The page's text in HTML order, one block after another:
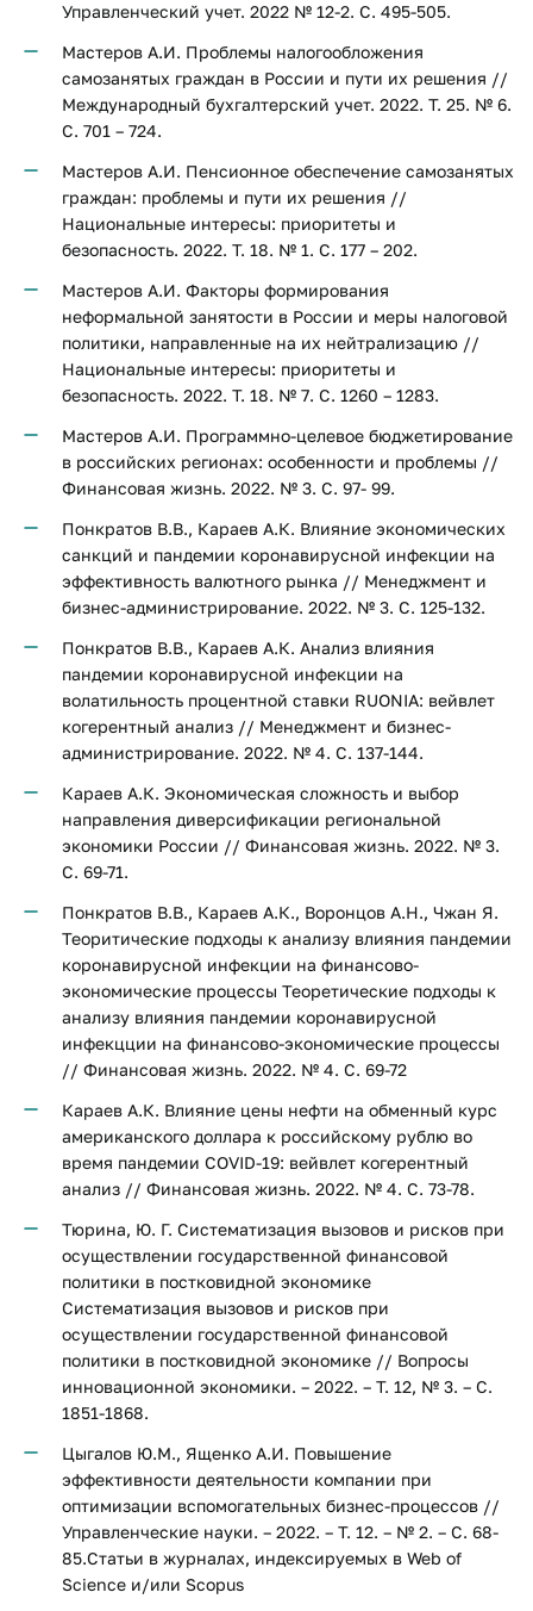
Управленческий учет. 2022 № 12-2. С. 495-505.
Мастеров А.И. Проблемы налогообложения
самозанятых граждан в России и пути их решения //
Международный бухгалтерский учет. 2022. Т. 25. № 6.
С. 701 – 724.
Мастеров А.И. Пенсионное обеспечение самозанятых
граждан: проблемы и пути их решения //
Национальные интересы: приоритеты и
безопасность. 2022. Т. 18. № 1. С. 177 – 202.
Мастеров А.И. Факторы формирования
неформальной занятости в России и меры налоговой
политики, направленные на их нейтрализацию //
Национальные интересы: приоритеты и
безопасность. 2022. Т. 18. № 7. С. 1260 – 1283.
Мастеров А.И. Программно-целевое бюджетирование
в российских регионах: особенности и проблемы //
Финансовая жизнь. 2022. № 3. С. 97- 99.
Понкратов В.В., Караев А.К. Влияние экономических
санкций и пандемии коронавирусной инфекции на
эффективность валютного рынка // Менеджмент и
бизнес-администрирование. 2022. № 3. С. 125-132.
Понкратов В.В., Караев А.К. Анализ влияния
пандемии коронавирусной инфекции на
волатильность процентной ставки RUONIA: вейвлет
когерентный анализ // Менеджмент и бизнес-
администрирование. 2022. № 4. С. 137-144.
Караев А.К. Экономическая сложность и выбор
направления диверсификации региональной
экономики России // Финансовая жизнь. 2022. № 3.
С. 69-71.
Понкратов В.В., Караев А.К., Воронцов А.Н., Чжан Я.
Теоритические подходы к анализу влияния пандемии
коронавирусной инфекции на финансово-
экономические процессы Теоретические подходы к
анализу влияния пандемии коронавирусной
инфекцции на финансово-экономические процессы
// Финансовая жизнь. 2022. № 4. С. 69-72
Караев А.К. Влияние цены нефти на обменный курс
американского доллара к российскому рублю во
время пандемии COVID-19: вейвлет когерентный
анализ // Финансовая жизнь. 2022. № 4. С. 73-78.
Тюрина, Ю. Г. Систематизация вызовов и рисков при
осуществлении государственной финансовой
политики в постковидной экономике
Систематизация вызовов и рисков при
осуществлении государственной финансовой
политики в постковидной экономике // Вопросы
инновационной экономики. – 2022. – Т. 12, № 3. – С.
1851-1868.
Цыгалов Ю.М., Ященко А.И. Повышение
эффективности деятельности компании при
оптимизации вспомогательных бизнес-процессов //
Управленческие науки. – 2022. – Т. 12. – № 2. – С. 68-
85.Статьи в журналах, индексируемых в Web of
Science и/или Scopus